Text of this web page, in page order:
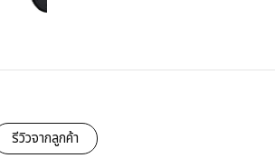
รีวิวจากลูกค้า